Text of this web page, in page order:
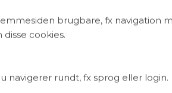
vægt (grøn søjle) og per rumfang
andel disse udgør i vægtprocent af
(Mg) og calcium (Ca) findes
efter deres
brugbare, fx navigation
cookies.
navigerer rundt, fx sprog eller login.